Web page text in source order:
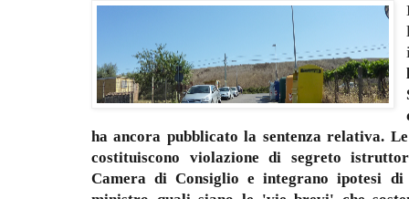
ha ancora pubblicato la sentenza relativa.
costituiscono violazione di segreto
Camera di Consiglio e integrano ipotesi